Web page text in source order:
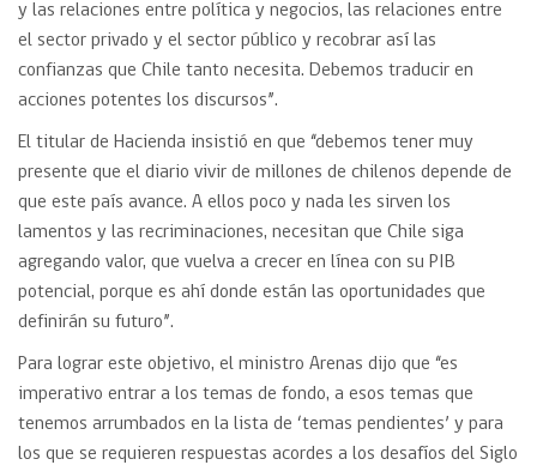
y las relaciones entre política y negocios, las relaciones entre
el sector privado y el sector público y recobrar así las
confianzas que Chile tanto necesita. Debemos traducir en
acciones potentes los discursos”.
El titular de Hacienda insistió en que “debemos tener muy
presente que el diario vivir de millones de chilenos depende de
que este país avance. A ellos poco y nada les sirven los
lamentos y las recriminaciones, necesitan que Chile siga
agregando valor, que vuelva a crecer en línea con su PIB
potencial, porque es ahí donde están las oportunidades que
definirán su futuro”.
Para lograr este objetivo, el ministro Arenas dijo que “es
imperativo entrar a los temas de fondo, a esos temas que
tenemos arrumbados en la lista de ‘temas pendientes’ y para
los que se requieren respuestas acordes a los desafíos del Siglo